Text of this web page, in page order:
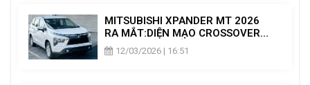
MITSUBISHI XPANDER MT 2026
RA MẮT:DIỆN MẠO CROSSOVER
MỚI & NÂNG CẤP TIỆN NGHI
12/03/2026 | 16:51